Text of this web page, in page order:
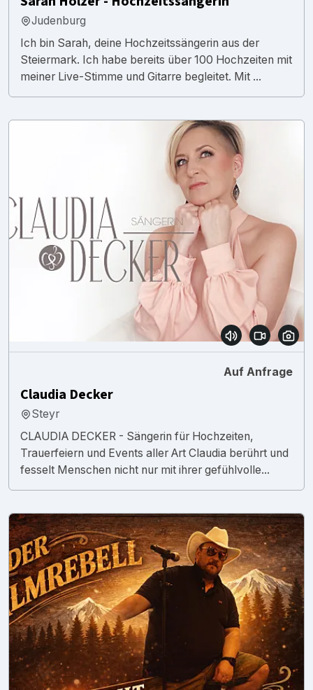
Judenburg
Ich bin Sarah, deine Hochzeitssängerin aus der
Steiermark. Ich habe bereits über 100 Hochzeiten mit
meiner Live-Stimme und Gitarre begleitet. Mit ...
Auf Anfrage
Claudia Decker
Steyr
CLAUDIA DECKER - Sängerin für Hochzeiten,
Trauerfeiern und Events aller Art Claudia berührt und
fesselt Menschen nicht nur mit ihrer gefühlvolle...